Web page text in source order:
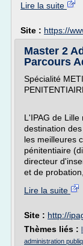
Lire la suite
Site : https://
Master 2
Parcours
Spécialité
L'IPAG de
destination
les meilleures
pénitentiaire
directeur
et de
Lire la suite
Site : http://
Thèmes liés :
administration